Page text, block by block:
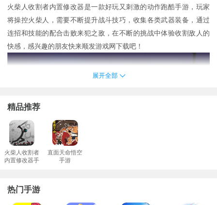
火柴人收割者内置修改器是一款好玩又刺激的动作跑酷手游，玩家
将操控火柴人，需要不断提升战斗技巧，收集各类武器装备，通过
连招和技能的配合击败来犯之敌，在不断的挑战中体验收割敌人的
快感，感兴趣的朋友快来顺发游戏网下载吧！
去除广告
展开全部
精品推荐
火柴人收割者
内置修改器手
直面天命悟空
手游
热门手游